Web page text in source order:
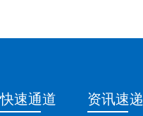
快速通道 资讯速递